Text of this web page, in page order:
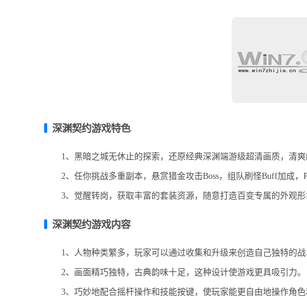
深渊契约游戏特色
1、黑暗之城无休止的探索，还原经典深渊端游级超清画质，清爽
2、任你挑战多重副本，悬赏猎金攻击Boss，组队刷怪Buff加成，
3、觉醒转岗，获取丰富的套装资源，随意打造百变专属的外观形
深渊契约游戏内容
1、人物种类繁多，玩家可以通过收集和升级来创造自己独特的战
2、画面精巧独特，古典韵味十足，这种设计使游戏更具吸引力。
3、巧妙地配合摇杆操作和技能按键，使玩家能更自由地操作角色